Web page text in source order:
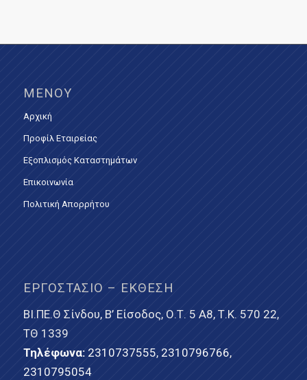
ΜΕΝΟΎ
Αρχική
Προφίλ Εταιρείας
Εξοπλισμός Καταστημάτων
Επικοινωνία
Πολιτική Απορρήτου
ΕΡΓΟΣΤΆΣΙΟ – ΈΚΘΕΣΗ
ΒΙ.ΠΕ.Θ Σίνδου, Β’ Είσοδος, Ο.Τ. 5 Α8, Τ.Κ. 570 22,
ΤΘ 1339
Τηλέφωνα: 2310737555, 2310796766,
2310795054